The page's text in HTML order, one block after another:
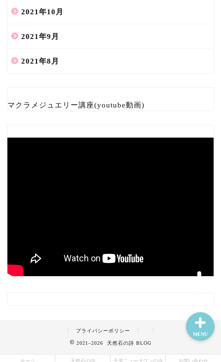
2021年10月
2021年9月
2021年8月
マクラメジュエリー講座(youtube動画)
プライバシーポリシー
2021–2026 天然石の詩 BLOG
ホーム 天然石の詩 千里ニュータウンの歩 お問い合わせ
MENU
お問い合わせ